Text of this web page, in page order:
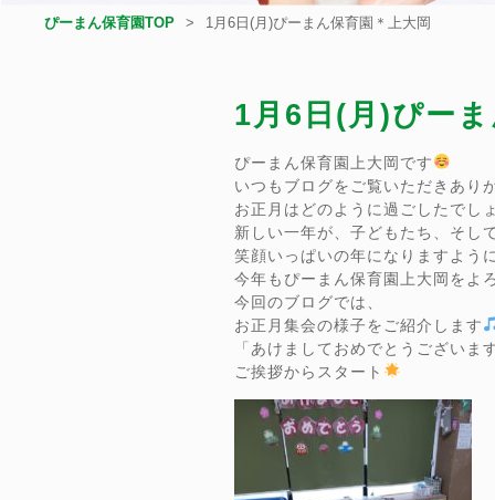
ぴーまん保育園TOP 1月6日(月)ぴーまん保育園＊上大岡
1月6日(月)ぴー
ぴーまん保育園上大岡です
いつもブログをご覧いただきあり
お正月はどのように過ごしたでし
新しい一年が、子どもたち、そし
笑顔いっぱいの年になりますよう
今年もぴーまん保育園上大岡をよ
今回のブログでは、
お正月集会の様子をご紹介します
「あけましておめでとうございま
ご挨拶からスタート